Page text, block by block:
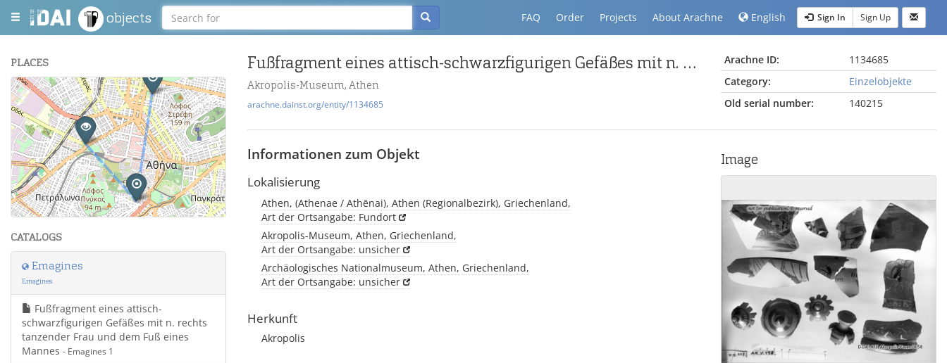
objects FAQ Order Projects About Arachne English Sign In Sign Up
PLACES
+
−
Leaflet| Maps and Data ©OpenStreetMap.
CATALOGS
Emagines
Emagines
Fußfragment eines attisch-
schwarzfigurigen Gefäßes mit n. rechts
tanzender Frau und dem Fuß eines
Mannes - Emagines 1
Fußfragment eines attisch-schwarzfigurigen Gefäßes mit n. rechts tanzender Frau und dem Fuß eines Mannes
Akropolis-Museum, Athen
arachne.dainst.org/entity/1134685
Arachne ID:
1134685
Category:
Einzelobjekte
Old serial number:
140215
Informationen zum Objekt
Lokalisierung
Athen, (Athenae / Athēnai), Athen (Regionalbezirk), Griechenland,
Art der Ortsangabe: Fundort
Akropolis-Museum, Athen, Griechenland,
Art der Ortsangabe: unsicher
Archäologisches Nationalmuseum, Athen, Griechenland,
Art der Ortsangabe: unsicher
Herkunft
Akropolis
Image